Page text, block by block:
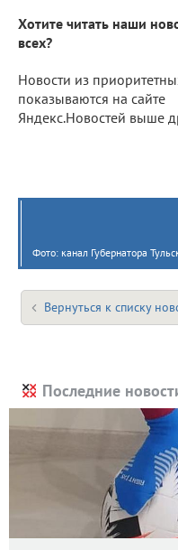
Хотите читать наши
всех?
Новости из
показываются на сайте
Яндекс.Новостей выше
Фото: канал Губернатора
Вернуться к списку
Последние